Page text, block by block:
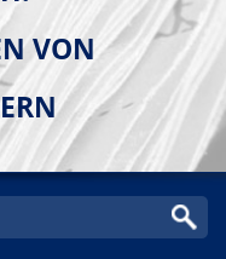
VON